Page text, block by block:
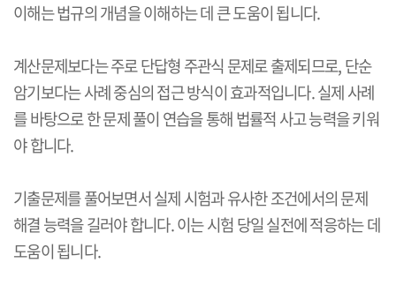
이해는 법규의 개념을 이해하는 데 큰 도움이 됩니다.
계산문제보다는 주로 단답형 주관식 문제로 출제되므로, 단순
암기보다는 사례 중심의 접근 방식이 효과적입니다. 실제 사례
를 바탕으로 한 문제 풀이 연습을 통해 법률적 사고 능력을 키워
야 합니다.
기출문제를 풀어보면서 실제 시험과 유사한 조건에서의 문제
해결 능력을 길러야 합니다. 이는 시험 당일 실전에 적응하는 데
도움이 됩니다.